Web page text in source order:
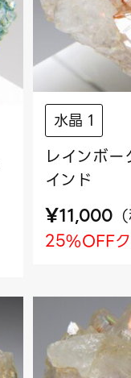
水晶 1
レインボ
インド
¥11,000 （
25%OFF